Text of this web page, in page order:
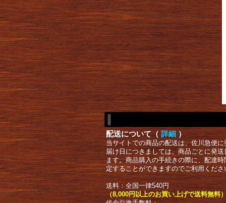
配送について（ 詳細 ）
当サイトでの商品の配送は、佐川急便
届け日につきましては、商品ごとに発
ます。商品購入の手続きの際に、配達
定することができますのでご利用くださ
送料：全国一律540円
（8,000円以上のお買い上げで送料無料